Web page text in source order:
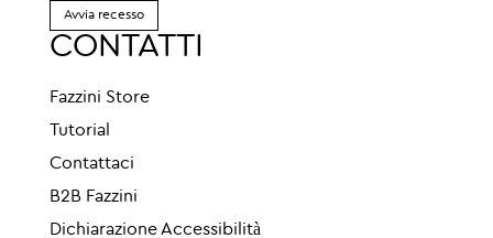
Avvia recesso
CONTATTI
Fazzini Store
Tutorial
Contattaci
B2B Fazzini
Dichiarazione Accessibilità